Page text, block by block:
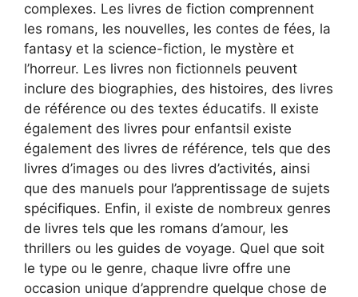
complexes. Les livres de fiction comprennent
les romans, les nouvelles, les contes de fées, la
fantasy et la science-fiction, le mystère et
l’horreur. Les livres non fictionnels peuvent
inclure des biographies, des histoires, des livres
de référence ou des textes éducatifs. Il existe
également des livres pour enfantsil existe
également des livres de référence, tels que des
livres d’images ou des livres d’activités, ainsi
que des manuels pour l’apprentissage de sujets
spécifiques. Enfin, il existe de nombreux genres
de livres tels que les romans d’amour, les
thrillers ou les guides de voyage. Quel que soit
le type ou le genre, chaque livre offre une
occasion unique d’apprendre quelque chose de